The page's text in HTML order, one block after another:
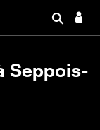
Seppois-